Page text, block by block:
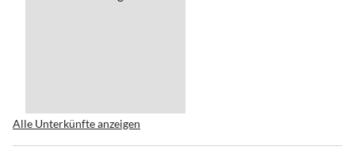
Alle Unterkünfte anzeigen